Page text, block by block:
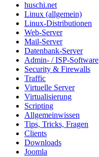
huschi.net
Linux (allgemein)
Linux-Distributionen
Web-Server
Mail-Server
Datenbank-Server
Admin- / ISP-Software
Security & Firewalls
Traffic
Virtuelle Server
Virtualisierung
Scripting
Allgemeinwissen
Tips, Tricks, Fragen
Clients
Downloads
Joomla